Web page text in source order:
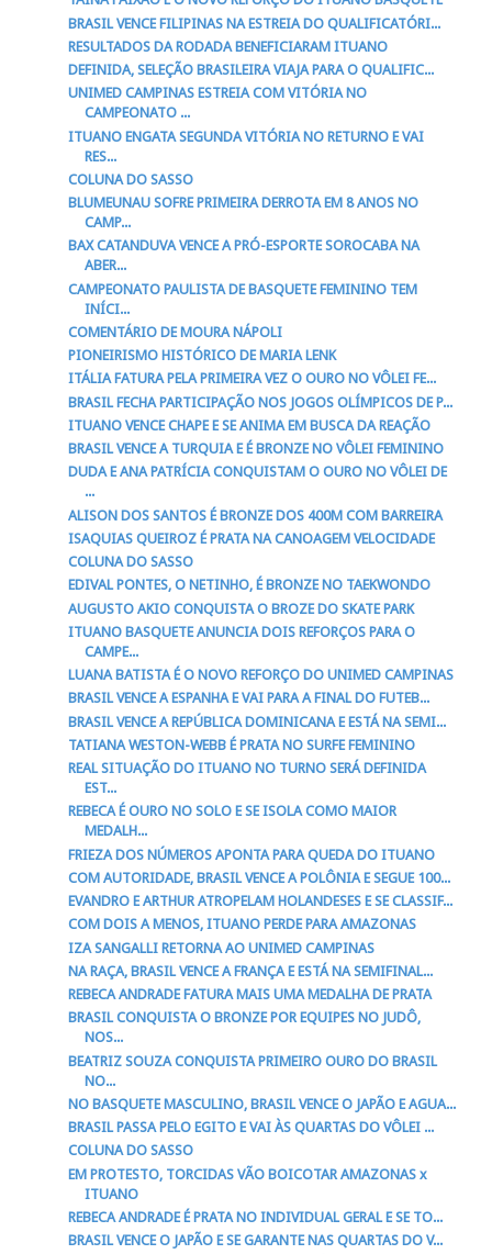
BRASIL VENCE FILIPINAS NA ESTREIA DO QUALIFICATÓRI...
RESULTADOS DA RODADA BENEFICIARAM ITUANO
DEFINIDA, SELEÇÃO BRASILEIRA VIAJA PARA O QUALIFIC...
UNIMED CAMPINAS ESTREIA COM VITÓRIA NO
CAMPEONATO ...
ITUANO ENGATA SEGUNDA VITÓRIA NO RETURNO E VAI
RES...
COLUNA DO SASSO
BLUMEUNAU SOFRE PRIMEIRA DERROTA EM 8 ANOS NO
CAMP...
BAX CATANDUVA VENCE A PRÓ-ESPORTE SOROCABA NA
ABER...
CAMPEONATO PAULISTA DE BASQUETE FEMININO TEM
INÍCI...
COMENTÁRIO DE MOURA NÁPOLI
PIONEIRISMO HISTÓRICO DE MARIA LENK
ITÁLIA FATURA PELA PRIMEIRA VEZ O OURO NO VÔLEI FE...
BRASIL FECHA PARTICIPAÇÃO NOS JOGOS OLÍMPICOS DE P...
ITUANO VENCE CHAPE E SE ANIMA EM BUSCA DA REAÇÃO
BRASIL VENCE A TURQUIA E É BRONZE NO VÔLEI FEMININO
DUDA E ANA PATRÍCIA CONQUISTAM O OURO NO VÔLEI DE
...
ALISON DOS SANTOS É BRONZE DOS 400M COM BARREIRA
ISAQUIAS QUEIROZ É PRATA NA CANOAGEM VELOCIDADE
COLUNA DO SASSO
EDIVAL PONTES, O NETINHO, É BRONZE NO TAEKWONDO
AUGUSTO AKIO CONQUISTA O BROZE DO SKATE PARK
ITUANO BASQUETE ANUNCIA DOIS REFORÇOS PARA O
CAMPE...
LUANA BATISTA É O NOVO REFORÇO DO UNIMED CAMPINAS
BRASIL VENCE A ESPANHA E VAI PARA A FINAL DO FUTEB...
BRASIL VENCE A REPÚBLICA DOMINICANA E ESTÁ NA SEMI...
TATIANA WESTON-WEBB É PRATA NO SURFE FEMININO
REAL SITUAÇÃO DO ITUANO NO TURNO SERÁ DEFINIDA
EST...
REBECA É OURO NO SOLO E SE ISOLA COMO MAIOR
MEDALH...
FRIEZA DOS NÚMEROS APONTA PARA QUEDA DO ITUANO
COM AUTORIDADE, BRASIL VENCE A POLÔNIA E SEGUE 100...
EVANDRO E ARTHUR ATROPELAM HOLANDESES E SE CLASSIF...
COM DOIS A MENOS, ITUANO PERDE PARA AMAZONAS
IZA SANGALLI RETORNA AO UNIMED CAMPINAS
NA RAÇA, BRASIL VENCE A FRANÇA E ESTÁ NA SEMIFINAL...
REBECA ANDRADE FATURA MAIS UMA MEDALHA DE PRATA
BRASIL CONQUISTA O BRONZE POR EQUIPES NO JUDÔ,
NOS...
BEATRIZ SOUZA CONQUISTA PRIMEIRO OURO DO BRASIL
NO...
NO BASQUETE MASCULINO, BRASIL VENCE O JAPÃO E AGUA...
BRASIL PASSA PELO EGITO E VAI ÀS QUARTAS DO VÔLEI ...
COLUNA DO SASSO
EM PROTESTO, TORCIDAS VÃO BOICOTAR AMAZONAS x
ITUANO
REBECA ANDRADE É PRATA NO INDIVIDUAL GERAL E SE TO...
BRASIL VENCE O JAPÃO E SE GARANTE NAS QUARTAS DO V...